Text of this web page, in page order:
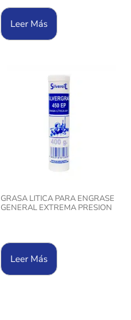
Leer Más
GRASA LITICA PARA ENGRASE
GENERAL EXTREMA PRESION
Leer Más